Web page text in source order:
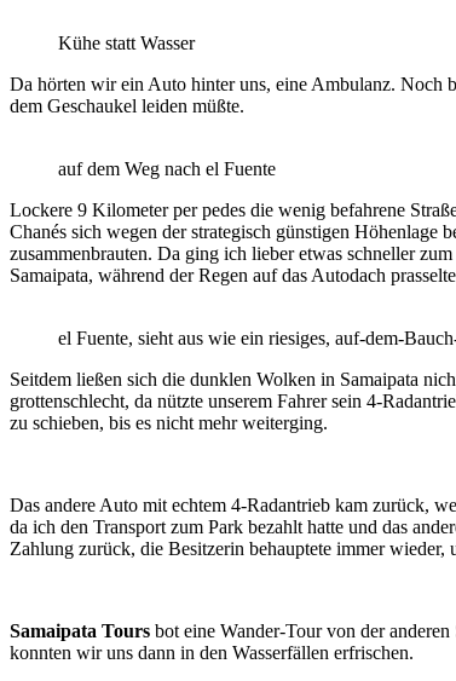
Kühe statt Wasser
Da hörten wir ein Auto hinter uns, eine Ambulanz. Noch
dem Geschaukel leiden müßte.
auf dem Weg nach el Fuente
Lockere 9 Kilometer per pedes die wenig befahrene
Chanés sich wegen der strategisch günstigen
zusammenbrauten. Da ging ich lieber etwas schneller
Samaipata, während der Regen auf das Autodach
el Fuente, sieht aus wie ein riesiges, auf-dem-
Seitdem ließen sich die dunklen Wolken in Samaipata
grottenschlecht, da nützte unserem Fahrer sein 4-
zu schieben, bis es nicht mehr weiterging.
Das andere Auto mit echtem 4-Radantrieb kam zurück,
da ich den Transport zum Park bezahlt hatte und das
Zahlung zurück, die Besitzerin behauptete immer
Samaipata Tours bot eine Wander-Tour von der anderen
konnten wir uns dann in den Wasserfällen erfrischen.